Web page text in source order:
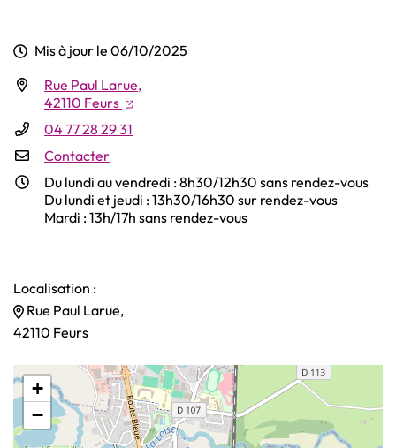
Mis à jour le 06/10/2025
INFOS UTILES
Rue Paul Larue,
42110 Feurs (ouverture dans un nouvel onglet)
(ouverture dans un nouvel onglet)
04 77 28 29 31
Contacter
Du lundi au vendredi : 8h30/12h30 sans rendez-vous
Du lundi et jeudi : 13h30/16h30 sur rendez-vous
Mardi : 13h/17h sans rendez-vous
Localisation :
Rue Paul Larue,
42110 Feurs
+
−